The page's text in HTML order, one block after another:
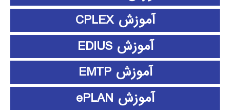
آموزش CPLEX
آموزش EDIUS
آموزش EMTP
آموزش ePLAN